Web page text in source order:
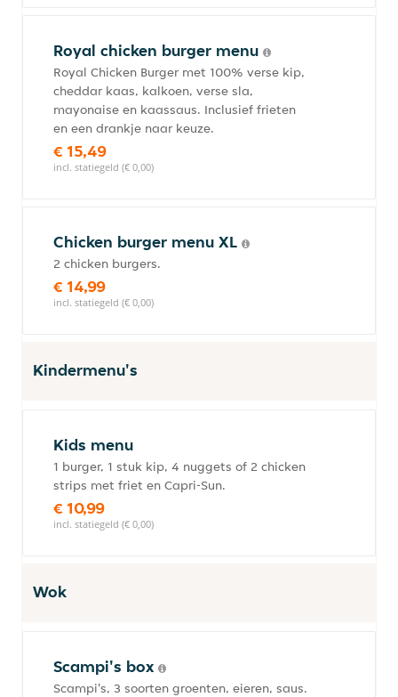
Royal chicken burger menu
Royal Chicken Burger met 100% verse kip,
cheddar kaas, kalkoen, verse sla,
mayonaise en kaassaus. Inclusief frieten
en een drankje naar keuze.
€ 15,49
incl. statiegeld (€ 0,00)
Chicken burger menu XL
2 chicken burgers.
€ 14,99
incl. statiegeld (€ 0,00)
Kindermenu's
Kids menu
1 burger, 1 stuk kip, 4 nuggets of 2 chicken
strips met friet en Capri-Sun.
€ 10,99
incl. statiegeld (€ 0,00)
Wok
Scampi's box
Scampi's, 3 soorten groenten, eieren, saus.